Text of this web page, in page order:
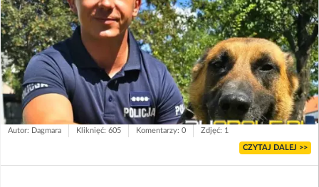
Autor: Dagmara Kliknięć: 605 Komentarzy: 0 Zdjęć: 1
CZYTAJ DALEJ >>